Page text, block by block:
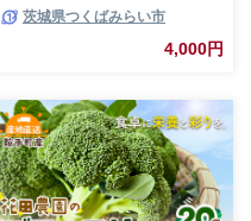
生野菜 食べやすい 若葉 ファミ
リー 旬 新鮮 国産 彩り 大容量
茨城県つくばみらい市
4,000円